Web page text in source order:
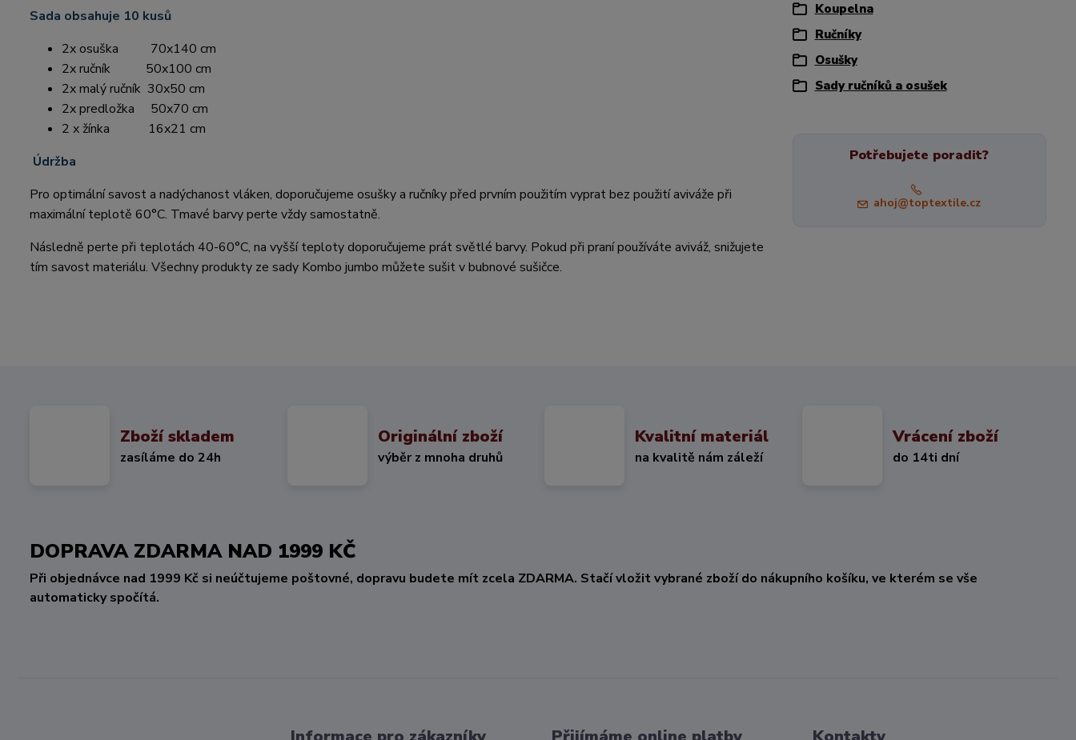
Sada obsahuje 10 kusů
2x osuška 70x140 cm
2x ručník 50x100 cm
2x malý ručník 30x50 cm
2x predložka 50x70 cm
2 x žínka 16x21 cm
Údržba
Pro optimální savost a nadýchanost vláken, doporučujeme osušky a ručníky před prvním použitím vyprat bez použití aviváže při
maximální teplotě 60°C. Tmavé barvy perte vždy samostatně.
Následně perte při teplotách 40-60°C, na vyšší teploty doporučujeme prát světlé barvy. Pokud při praní používáte aviváž, snižujete
tím savost materiálu. Všechny produkty ze sady Kombo jumbo můžete sušit v bubnové sušičce.
Koupelna
Ručníky
Osušky
Sady ručníků a osušek
Potřebujete poradit?
ahoj@toptextile.cz
Zboží skladem
zasíláme do 24h
Originální zboží
výběr z mnoha druhů
Kvalitní materiál
na kvalitě nám záleží
Vrácení zboží
do 14ti dní
DOPRAVA ZDARMA NAD 1999 KČ
Při objednávce nad 1999 Kč si neúčtujeme poštovné, dopravu budete mít zcela ZDARMA. Stačí vložit vybrané zboží do nákupního košíku, ve kterém se vše
automaticky spočítá.